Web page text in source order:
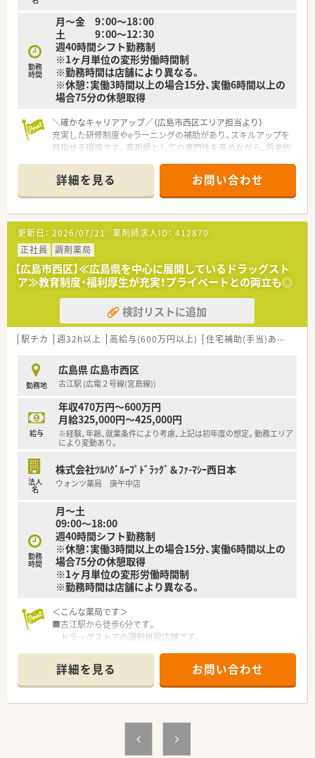
ッジ（HiStory）を使用しています。
勤務
時間
月～金 9：00～18：00
土 9：00～12：30
週40時間シフト勤務制
※1ヶ月単位の変形労働時間制
※勤務時間は店舗により異なる。
※休憩：実働3時間以上の場合15分、実働6時間以上の
場合75分の休憩取得
＼確かなキャリアアップ／（広島市西区エリア担当より）
充実した研修制度やeラーニングの補助があり、スキルアップを
目指せる環境です。薬剤師としての専門性を高めながら、将来的
【店舗情報と応需状況について】
■西広島駅から徒歩5分の好立地にあり、毎日の通勤も非常に便
利なドラッグストア併設の調剤薬局となっております。
■精神科や心療内科、呼吸器科、循環器科などの処方箋を1日あ
たり20枚から30枚程度幅広く応需しております。
■現在は薬剤師2名体制で運営しており、監査システムなどの設
備も導入して安全かつ効率的な業務環境を整えております。
【職場環境と雰囲気】
■薬剤師の平均年齢は33歳となっており、若手からベテランま
で幅広い年代のスタッフが協力し合う活気あふれる職場です。
■店舗の近隣にはグループの他店舗が多数あるため、急な欠員時
にもお互いに助け合える心強いフォロー体制が構築されていま
■調剤室には円盤型の分包機をはじめとする最新の監査システ
ムが導入されており、リスクマネジメントも徹底されておりま
す。
【想定されるキャリアイメージ】
■入社後は店舗での経験を積みながら、将来的には管理薬剤師や
薬局長といった責任あるマネジメント職への昇格を目指せま
■会社が提供する様々な職能別研修や資格取得支援制度を活用
することで、専門性を継続的に高めながら成長していける環境で
す。
科目や地域特性を学び、柔軟な対応力を身につけることができま
す。
【こんな方にオススメ】
■福利厚生がしっかりと整った大手企業の安定した環境の中で、
将来の不安なく腰を据えて長く働き続けたい方に最適です。
■調剤業務の専門性を磨くだけでなく、一般用医薬品や予防医療
りです。
■まずはご相談をという方でも歓迎しており、仕事終わりのプラ
イベートな時間を充実させたい方などにぜひおすすめいたしま
す。
詳細を見る お問い合わせ
更新日： 2026/07/21 薬剤師求人ID： 412870
正社員
調剤薬局
【広島市西区】≪広島県を中心に展開しているドラッグスト
ア≫教育制度・福利厚生が充実！プライベートとの両立も◎
検討リストに追加
駅チカ 週32h以上 高給与(600万円以上) 住宅補助(手当)あり
勤務地
広島県 広島市西区
古江駅 (広電２号線(宮島線))
給与
年収470万円～600万円
月給325,000円～425,000円
※経験、年齢、就業条件により考慮、上記は初年度の想定。勤務エリア
により変動あり。
法人
名
株式会社ﾂﾙﾊｸﾞﾙｰﾌﾟﾄﾞﾗｯｸﾞ＆ﾌｧ-ﾏｼｰ西日本
ウォンツ薬局 庚午中店
勤務
時間
月～土
09:00～18:00
週40時間シフト勤務制
※休憩：実働3時間以上の場合15分、実働6時間以上の
場合75分の休憩取得
※1ヶ月単位の変形労働時間制
※勤務時間は店舗により異なる。
＜こんな薬局です＞
■古江駅から徒歩6分です。
ドラッグストアの調剤併設店舗です。
調剤の店舗とドラッグストアの部分で
仕切りもなく、開放的な空間です。
■受付カウンターや投薬口も広々としています。
■店内は光が差し込む空間で、明るい店舗です。
■待合スペースには背もたれ付きのソファもあり、
体調がすぐれないお客様にもゆっくりお待ち頂けます。
詳細を見る お問い合わせ